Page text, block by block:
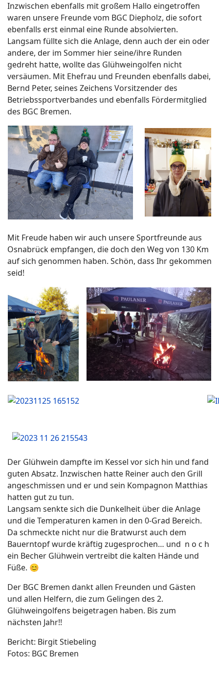
Inzwischen ebenfalls mit großem Hallo eingetroffen
waren unsere Freunde vom BGC Diepholz, die sofort
ebenfalls erst einmal eine Runde absolvierten.
Langsam füllte sich die Anlage, denn auch der ein oder
andere, der im Sommer hier seine/ihre Runden
gedreht hatte, wollte das Glühweingolfen nicht
versäumen. Mit Ehefrau und Freunden ebenfalls dabei,
Bernd Peter, seines Zeichens Vorsitzender des
Betriebssportverbandes und ebenfalls Fördermitglied
des BGC Bremen.
Mit Freude haben wir auch unsere Sportfreunde aus
Osnabrück empfangen, die doch den Weg von 130 Km
auf sich genommen haben. Schön, dass Ihr gekommen
seid!
Der Glühwein dampfte im Kessel vor sich hin und fand
guten Absatz. Inzwischen hatte Reiner auch den Grill
angeschmissen und er und sein Kompagnon Matthias
hatten gut zu tun.
Langsam senkte sich die Dunkelheit über die Anlage
und die Temperaturen kamen in den 0-Grad Bereich.
Da schmeckte nicht nur die Bratwurst auch dem
Bauerntopf wurde kräftig zugesprochen… und n o c h
ein Becher Glühwein vertreibt die kalten Hände und
Füße. 😊
Der BGC Bremen dankt allen Freunden und Gästen
und allen Helfern, die zum Gelingen des 2.
Glühweingolfens beigetragen haben. Bis zum
nächsten Jahr!!
Bericht: Birgit Stiebeling
Fotos: BGC Bremen